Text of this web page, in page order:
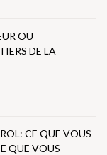
OU
DE LA
CE QUE VOUS
QUE VOUS